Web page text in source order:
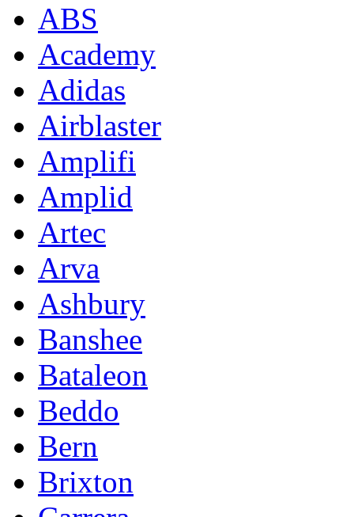
ABS
Academy
Adidas
Airblaster
Amplifi
Amplid
Artec
Arva
Ashbury
Banshee
Bataleon
Beddo
Bern
Brixton